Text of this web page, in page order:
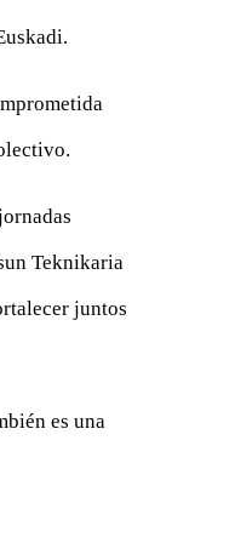
Teknikaria
juntos
es una